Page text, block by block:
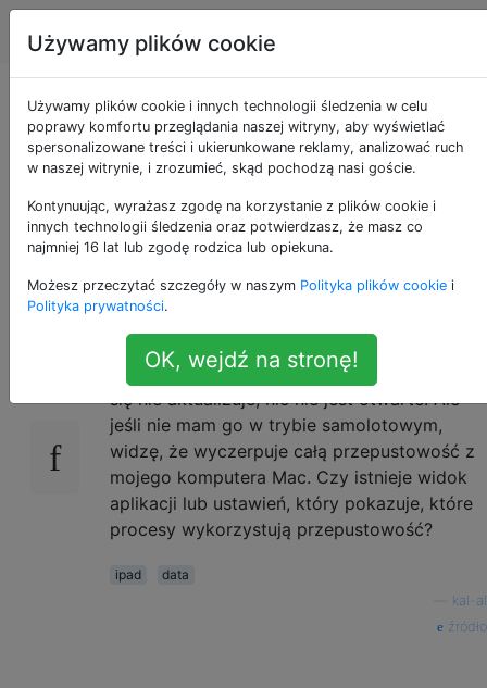
Apple Tagi
Jak sprawdzić, jaki
proces na iPadzie /
iPhonie wykorzystuje
dane?
Mam iPada za pomocą współdzielonego Wi-
Fi z komputera Mac. Nie jest podłączony, nic
się nie aktualizuje, nic nie jest otwarte. Ale
jeśli nie mam go w trybie samolotowym,
widzę, że wyczerpuje całą przepustowość z
mojego komputera Mac. Czy istnieje widok
aplikacji lub ustawień, który pokazuje, które
procesy wykorzystują przepustowość?
ipad
data
kal-al
źródło
Używamy plików cookie
Używamy plików cookie i innych technologii śledzenia w celu
poprawy komfortu przeglądania naszej witryny, aby wyświetlać
spersonalizowane treści i ukierunkowane reklamy, analizować ruch
w naszej witrynie, i zrozumieć, skąd pochodzą nasi goście.
Kontynuując, wyrażasz zgodę na korzystanie z plików cookie i
innych technologii śledzenia oraz potwierdzasz, że masz co
najmniej 16 lat lub zgodę rodzica lub opiekuna.
Możesz przeczytać szczegóły w naszym Polityka plików cookie i
Polityka prywatności.
OK, wejdź na stronę!